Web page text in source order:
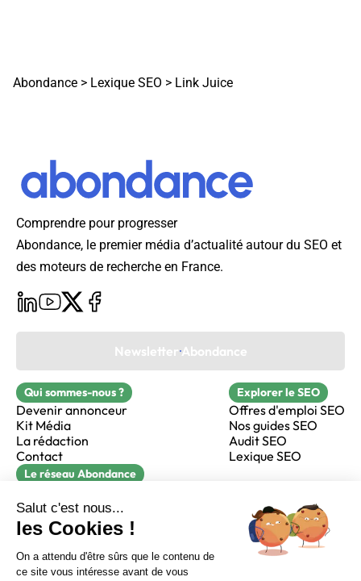
Sur LinkedIn Sur Youtube
Abondance > Lexique SEO > Link Juice
Comprendre pour progresser
Abondance, le premier média d’actualité autour du SEO et
des moteurs de recherche en France.
Newsletter Abondance
Qui sommes-nous ?
Devenir annonceur
Kit Média
La rédaction
Contact
Explorer le SEO
Offres d'emploi SEO
Nos guides SEO
Audit SEO
Lexique SEO
Le réseau Abondance
Réacteur
alfie formation